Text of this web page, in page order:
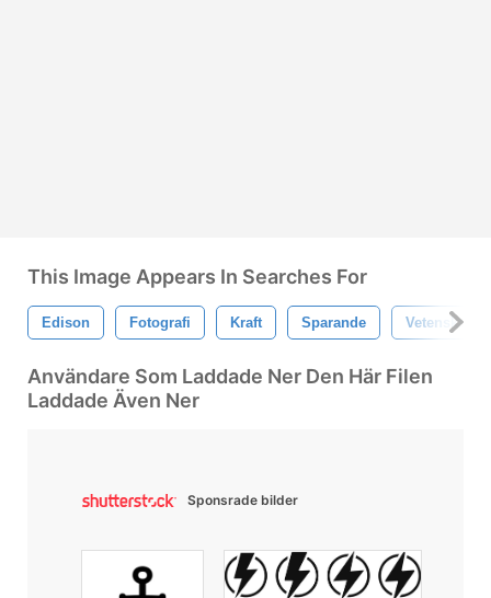
This Image Appears In Searches For
Edison Fotografi Kraft Sparande Vetenskap
Användare Som Laddade Ner Den Här Filen
Laddade Även Ner
Sponsrade bilder